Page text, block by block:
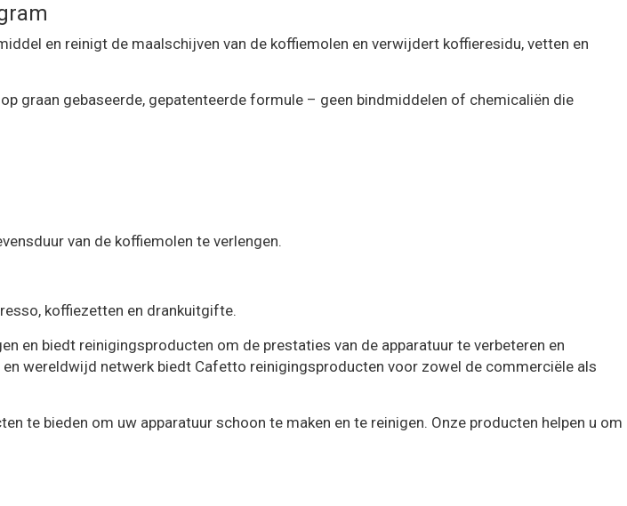
en reinigt de maalschijven van de koffiemolen en verwijdert koffieresidu, vetten en
graan gebaseerde, gepatenteerde formule – geen bindmiddelen of chemicaliën die
van de koffiemolen te verlengen.
koffiezetten en drankuitgifte.
en biedt reinigingsproducten om de prestaties van de apparatuur te verbeteren en
wereldwijd netwerk biedt Cafetto reinigingsproducten voor zowel de commerciële als
bieden om uw apparatuur schoon te maken en te reinigen. Onze producten helpen u om